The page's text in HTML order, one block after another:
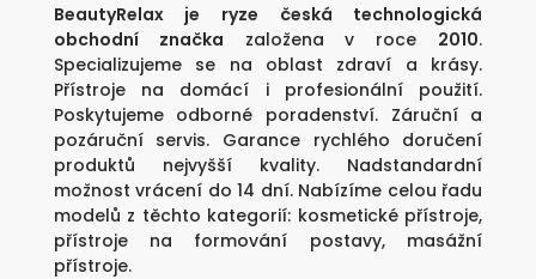
BeautyRelax je ryze česká technologická
obchodní značka založena v roce 2010.
Specializujeme se na oblast zdraví a krásy.
Přístroje na domácí i profesionální použití.
Poskytujeme odborné poradenství. Záruční a
pozáruční servis. Garance rychlého doručení
produktů nejvyšší kvality. Nadstandardní
možnost vrácení do 14 dní. Nabízíme celou řadu
modelů z těchto kategorií: kosmetické přístroje,
přístroje na formování postavy, masážní
přístroje.